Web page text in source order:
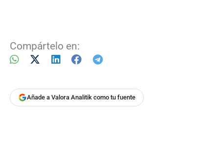
Compártelo en:
Añade a Valora Analitik como tu fuente